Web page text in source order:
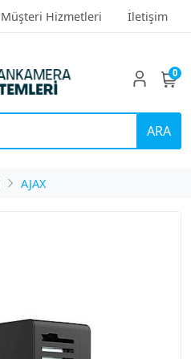
Müşteri Hizmetleri İletişim
ARA
0
AJAX